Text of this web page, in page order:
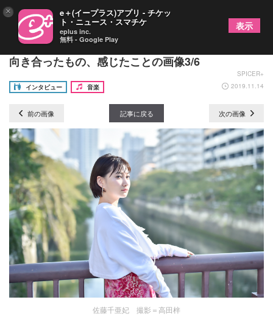
佐藤千亜妃が明かす、初のソロアルバム完成までに
向き合ったもの、感じたことの画像3/6
SPICER+
インタビュー
音楽 2019.11.14
前の画像 記事に戻る 次の画像
佐藤千亜妃 撮影＝高田梓
× e＋(イープラス)アプリ - チケッ
ト・ニュース・スマチケ
eplus inc.
無料 - Google Play
表示